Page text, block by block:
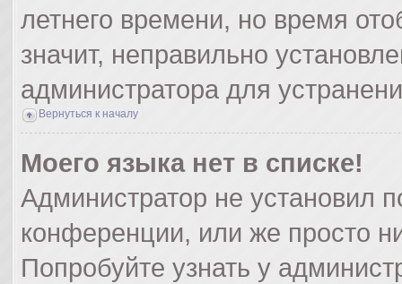
летнего времени, но время
значит, неправильно
администратора для
Вернуться к началу
Моего языка нет в списке!
Администратор не установил
конференции, или же просто
Попробуйте узнать у